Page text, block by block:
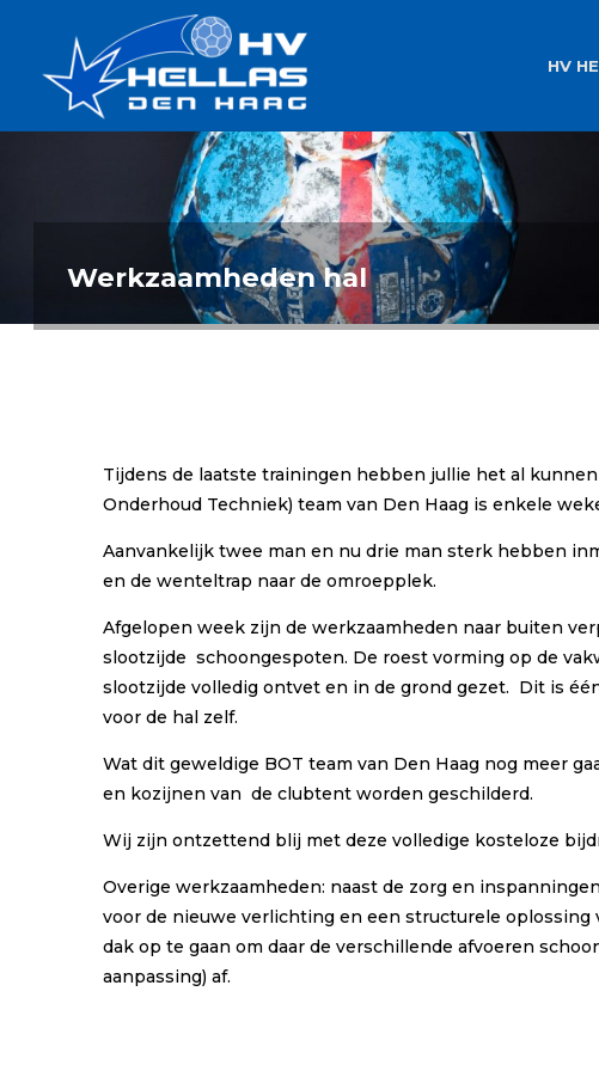
AMBITIE
HV
Werkzaamheden hal
Tijdens de laatste trainingen hebben jullie het al
Onderhoud Techniek) team van Den Haag is enkele
Aanvankelijk twee man en nu drie man sterk hebben
en de wenteltrap naar de omroepplek.
Afgelopen week zijn de werkzaamheden naar buiten
slootzijde schoongespoten. De roest vorming op de
slootzijde volledig ontvet en in de grond gezet. Dit is
voor de hal zelf.
Wat dit geweldige BOT team van Den Haag nog meer
en kozijnen van de clubtent worden geschilderd.
Wij zijn ontzettend blij met deze volledige kosteloze
Overige werkzaamheden: naast de zorg en
voor de nieuwe verlichting en een structurele
dak op te gaan om daar de verschillende afvoeren
aanpassing) af.